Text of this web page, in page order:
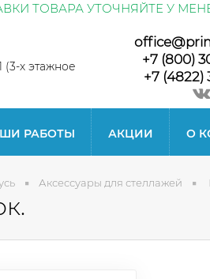
ТОВАРА УТОЧНЯЙТЕ У
(3-х этажное
+7 (800)
+7 (4822)
РАБОТЫ АКЦИИ О
Аксессуары для стеллажей